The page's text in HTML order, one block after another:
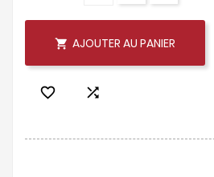
 AJOUTER AU PANIER
 